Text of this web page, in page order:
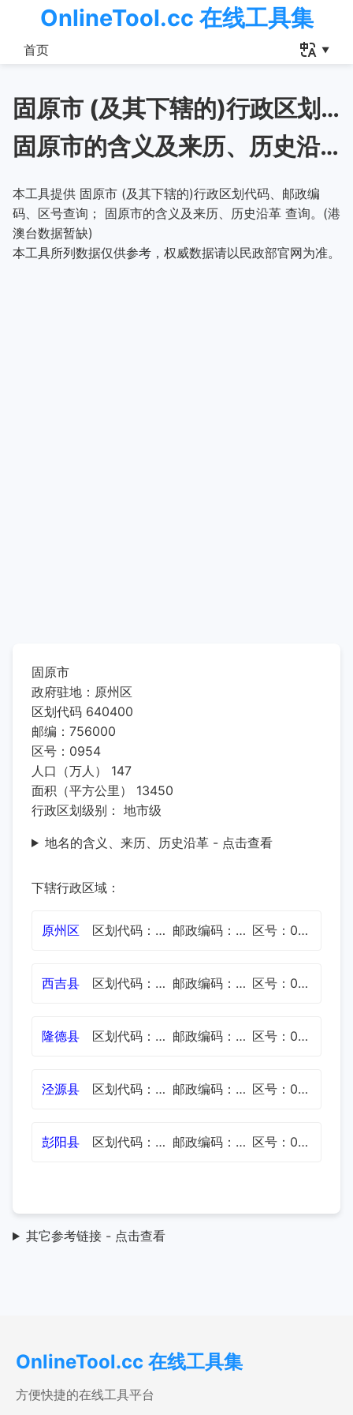
OnlineTool.cc 在线工具集
首页
固原市 (及其下辖的)行政区划代码、邮政编码、区号查询
固原市的含义及来历、历史沿革
本工具提供 固原市 (及其下辖的)行政区划代码、邮政编
码、区号查询； 固原市的含义及来历、历史沿革 查询。(港
澳台数据暂缺)
本工具所列数据仅供参考，权威数据请以民政部官网为准。
固原市
政府驻地：原州区
区划代码 640400
邮编：756000
区号：0954
人口（万人） 147
面积（平方公里） 13450
行政区划级别： 地市级
地名的含义、来历、历史沿革 - 点击查看
下辖行政区域：
原州区 区划代码：640402 邮政编码：756000 区号：0954
西吉县 区划代码：640422 邮政编码：756200 区号：0954
隆德县 区划代码：640423 邮政编码：756300 区号：0954
泾源县 区划代码：640424 邮政编码：756400 区号：0954
彭阳县 区划代码：640425 邮政编码：756500 区号：0954
其它参考链接 - 点击查看
OnlineTool.cc 在线工具集
方便快捷的在线工具平台